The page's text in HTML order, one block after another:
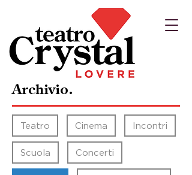
Archivio.
Teatro Cinema Incontri
Scuola Concerti